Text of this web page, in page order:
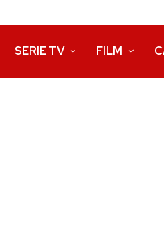
SERIE TV FILM